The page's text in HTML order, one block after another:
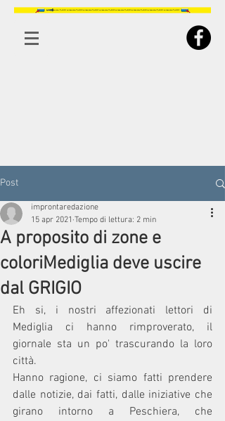
Post
A proposito di zone e
coloriMediglia deve uscire
dal GRIGIO
improntaredazione
15 apr 2021 Tempo di lettura: 2 min
Eh si, i nostri affezionati lettori di
Mediglia ci hanno rimproverato, il
giornale sta un po' trascurando la loro
città.
Hanno ragione, ci siamo fatti prendere
dalle notizie, dai fatti, dalle iniziative che
girano intorno a Peschiera, che